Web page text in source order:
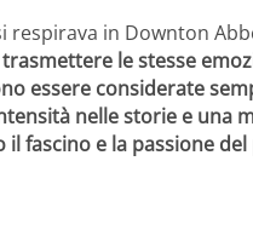
respirava in Downton
le stesse
essere considerate
nelle storie e una
il fascino e la passione